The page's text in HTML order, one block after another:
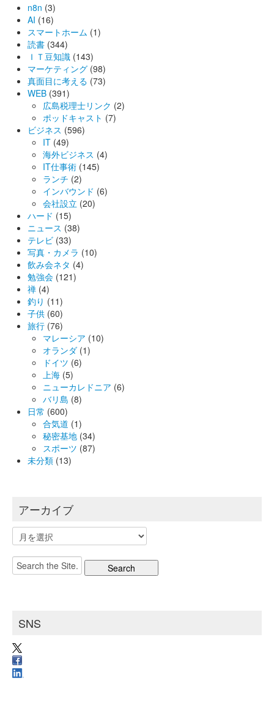
n8n (3)
AI (16)
スマートホーム (1)
読書 (344)
ＩＴ豆知識 (143)
マーケティング (98)
真面目に考える (73)
WEB (391)
広島税理士リンク (2)
ポッドキャスト (7)
ビジネス (596)
IT (49)
海外ビジネス (4)
IT仕事術 (145)
ランチ (2)
インバウンド (6)
会社設立 (20)
ハード (15)
ニュース (38)
テレビ (33)
写真・カメラ (10)
飲み会ネタ (4)
勉強会 (121)
禅 (4)
釣り (11)
子供 (60)
旅行 (76)
マレーシア (10)
オランダ (1)
ドイツ (6)
上海 (5)
ニューカレドニア (6)
バリ島 (8)
日常 (600)
合気道 (1)
秘密基地 (34)
スポーツ (87)
未分類 (13)
アーカイブ
ア
ー
カ
イ
Search
for:
SNS